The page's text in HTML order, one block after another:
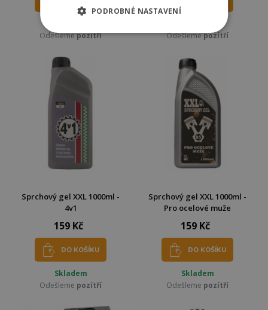
Odešlemepozítří
Odešlemepozítří
Sprchový gel XXL 1000ml -
4v1
159 Kč
DO KOŠÍKU
Skladem
Odešleme pozítří
Sprchový gel XXL 1000ml -
Pro ocelové muže
159 Kč
DO KOŠÍKU
Skladem
Odešleme pozítří
PODROBNÉ NASTAVENÍ